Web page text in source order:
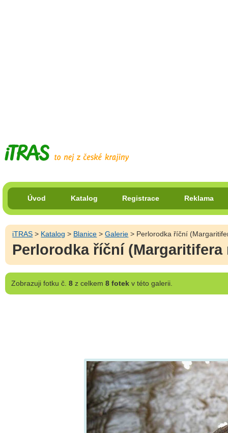
Úvod Katalog Registrace Reklama
iTRAS > Katalog > Blanice >Galerie > Perlorodka říční
Perlorodka říční
Zobrazujifotku č. 8z celkem 8 fotekv této galerii.